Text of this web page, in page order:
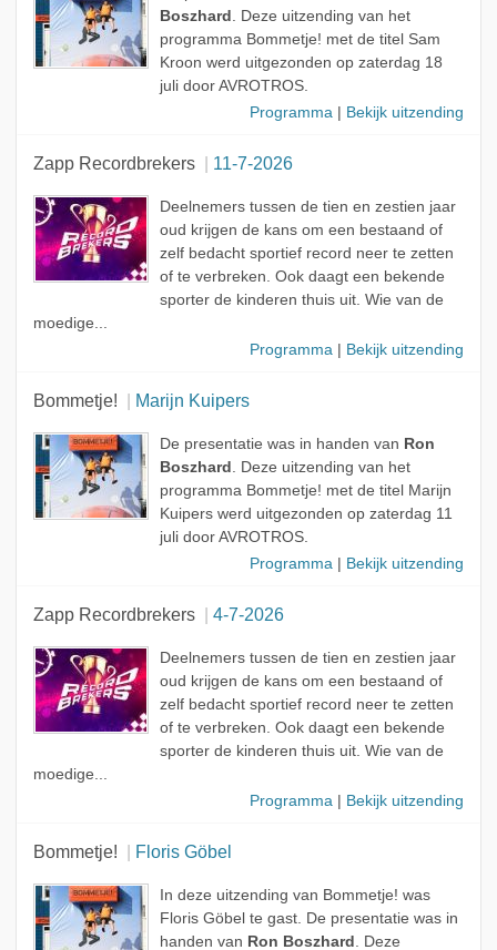
Boszhard . Deze uitzending van het
programma Bommetje! met de titel Sam
Kroon werd uitgezonden op zaterdag 18
juli door AVROTROS.
Programma
Bekijk uitzending
Zapp Recordbrekers 11-7-2026
Deelnemers tussen de tien en zestien jaar
oud krijgen de kans om een bestaand of
zelf bedacht sportief record neer te zetten
of te verbreken. Ook daagt een bekende
sporter de kinderen thuis uit. Wie van de
moedige...
Programma
Bekijk uitzending
Bommetje! Marijn Kuipers
De presentatie was in handen van Ron
Boszhard . Deze uitzending van het
programma Bommetje! met de titel Marijn
Kuipers werd uitgezonden op zaterdag 11
juli door AVROTROS.
Programma
Bekijk uitzending
Zapp Recordbrekers 4-7-2026
Deelnemers tussen de tien en zestien jaar
oud krijgen de kans om een bestaand of
zelf bedacht sportief record neer te zetten
of te verbreken. Ook daagt een bekende
sporter de kinderen thuis uit. Wie van de
moedige...
Programma
Bekijk uitzending
Bommetje! Floris Göbel
In deze uitzending van Bommetje! was
Floris Göbel te gast. De presentatie was in
handen van Ron Boszhard . Deze